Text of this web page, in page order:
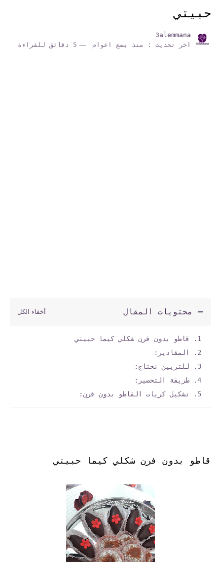
حبيتي
3alemmana
اخر تحديث :
منذ بضع اعوام 5 دقائق للقراءة
محتويات المقال
قاطو بدون فرن شكلي كيما حبيتي
المقادير:
للتزيين نحتاج:
طريقة التحضير:
تشكيل كريات القاطو بدون فرن:
قاطو بدون فرن شكلي كيما حبيتي